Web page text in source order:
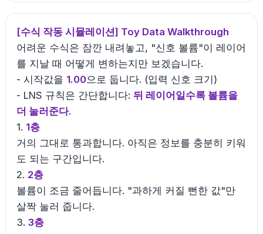
[수식 작동 시뮬레이션] Toy Data Walkthrough
어려운 수식은 잠깐 내려놓고, "신호 볼륨"이 레이어
를 지날 때 어떻게 변하는지만 보겠습니다.
- 시작값을 1.00으로 둡니다. (입력 신호 크기)
- LNS 규칙은 간단합니다: 뒤 레이어일수록 볼륨을
더 눌러준다.
1. 1층
거의 그대로 통과합니다. 아직은 정보를 충분히 키워
도 되는 구간입니다.
2. 2층
볼륨이 조금 줄어듭니다. "과하게 커질 뻔한 값"만
살짝 눌러 줍니다.
3. 3층